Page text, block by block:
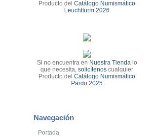
Producto delCatálogo Numismático
Leuchtturm 2026
Si no encuentra en Nuestra Tienda lo
que necesita,solicítenos cualquier
Producto delCatálogo Numismático
Pardo 2025
Navegación
Portada